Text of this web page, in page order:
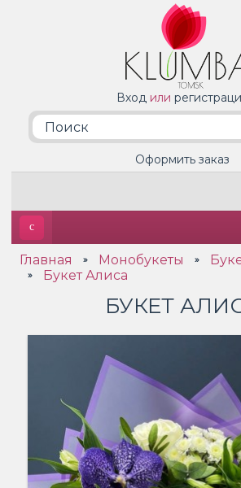
Вход или
Оформить заказ
Главная » Монобукеты »
» Букет Алиса
БУКЕТ